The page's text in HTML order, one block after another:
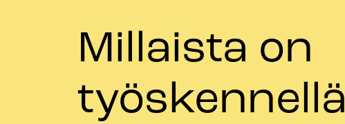
Millaista on
työskennellä